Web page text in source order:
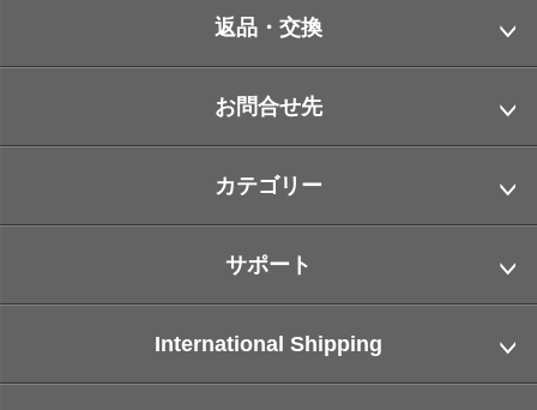
返品・交換
お問合せ先
カテゴリー
サポート
International Shipping